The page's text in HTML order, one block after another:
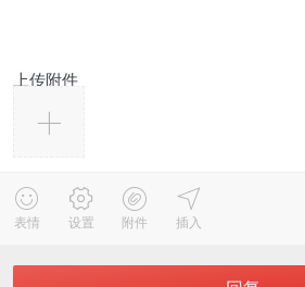
上传附件
表情 设置 附件 插入